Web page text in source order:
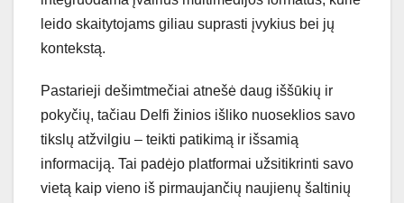
leido skaitytojams giliau suprasti įvykius bei jų
kontekstą.
Pastarieji dešimtmečiai atnešė daug iššūkių ir
pokyčių, tačiau Delfi žinios išliko nuoseklios savo
tikslų atžvilgiu – teikti patikimą ir išsamią
informaciją. Tai padėjo platformai užsitikrinti savo
vietą kaip vieno iš pirmaujančių naujienų šaltinių